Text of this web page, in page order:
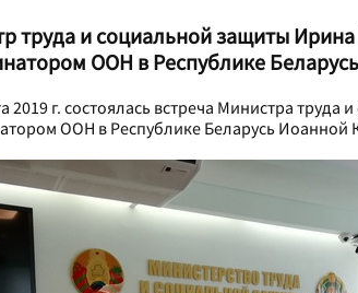
труда и социальной защиты
ООН в Республике
2019 г. состоялась встреча Министра
ООН в Республике Беларусь Иоанной